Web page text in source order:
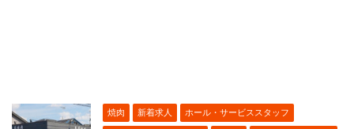
焼肉 新着求人 ホール・サービススタッフ